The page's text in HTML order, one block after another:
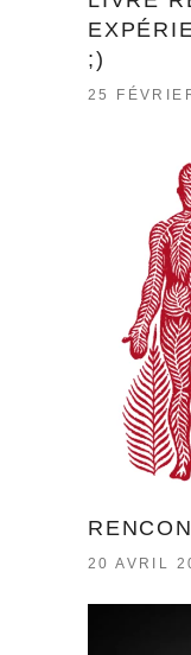
;)
25
20 AVRIL